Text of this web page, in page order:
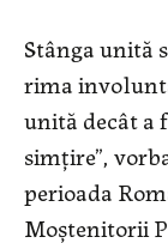
Stânga unită
rima
unită decât a
simțire”,
perioada
Moștenitorii